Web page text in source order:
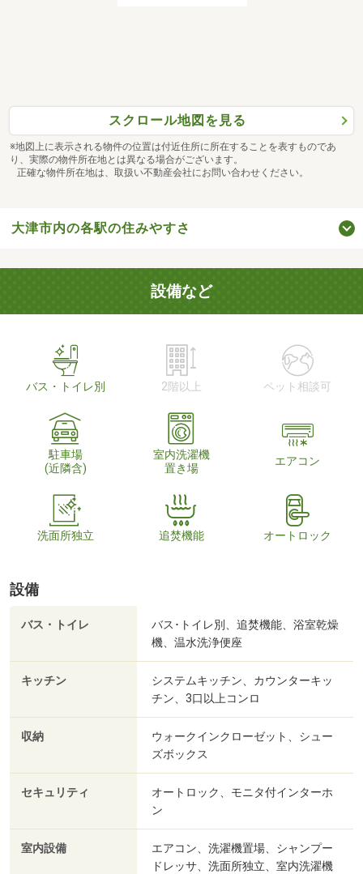
スクロール地図を見る
※地図上に表示される物件の位置は付近住所に所在することを表すものであ
り、実際の物件所在地とは異なる場合がございます。
正確な物件所在地は、取扱い不動産会社にお問い合わせください。
大津市内の各駅の住みやすさ
設備など
バス・トイレ別 2階以上 ペット相談可
駐車場
(近隣含)
室内洗濯機
置き場
エアコン
洗面所独立 追焚機能 オートロック
設備
バス・トイレ
バス･トイレ別、追焚機能、浴室乾燥
機、温水洗浄便座
キッチン
システムキッチン、カウンターキッ
チン、3口以上コンロ
収納
ウォークインクローゼット、シュー
ズボックス
セキュリティ
オートロック、モニタ付インターホ
ン
室内設備
エアコン、洗濯機置場、シャンプー
ドレッサ、洗面所独立、室内洗濯機